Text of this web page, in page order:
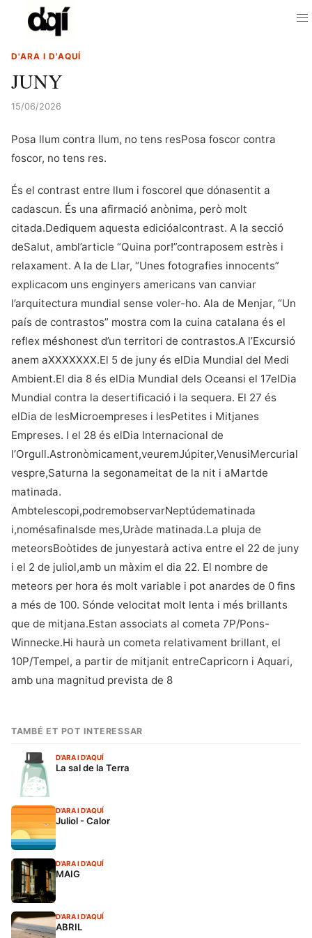
D'ARA I D'AQUÍ
JUNY
15/06/2026
Posa llum contra llum, no tens resPosa foscor contra
foscor, no tens res.
És el contrast entre llum i foscorel que dónasentit a
cadascun. És una afirmació anònima, però molt
citada.Dediquem aquesta edicióalcontrast. A la secció
deSalut, ambl’article “Quina por!”contraposem estrès i
relaxament. A la de Llar, “Unes fotografies innocents”
explicacom uns enginyers americans van canviar
l’arquitectura mundial sense voler-ho. Ala de Menjar, “Un
país de contrastos” mostra com la cuina catalana és el
reflex méshonest d’un territori de contrastos.A l’Excursió
anem aXXXXXXX.El 5 de juny és elDia Mundial del Medi
Ambient.El dia 8 és elDia Mundial dels Oceansi el 17elDia
Mundial contra la desertificació i la sequera. El 27 és
elDia de lesMicroempreses i lesPetites i Mitjanes
Empreses. I el 28 és elDia Internacional de
l’Orgull.Astronòmicament,veuremJúpiter,VenusiMercurial
vespre,Saturna la segonameitat de la nit i aMartde
matinada.
Ambtelescopi,podremobservarNeptúdematinada
i,nomésafinalsde mes,Uràde matinada.La pluja de
meteorsBoòtides de junyestarà activa entre el 22 de juny
i el 2 de juliol,amb un màxim el dia 22. El nombre de
meteors per hora és molt variable i pot anardes de 0 fins
a més de 100. Sónde velocitat molt lenta i més brillants
que de mitjana.Estan associats al cometa 7P/Pons-
Winnecke.Hi haurà un cometa relativament brillant, el
10P/Tempel, a partir de mitjanit entreCapricorn i Aquari,
amb una magnitud prevista de 8
TAMBÉ ET POT INTERESSAR
D'ARA I D'AQUÍ
La sal de la Terra
D'ARA I D'AQUÍ
Juliol - Calor
D'ARA I D'AQUÍ
MAIG
D'ARA I D'AQUÍ
ABRIL